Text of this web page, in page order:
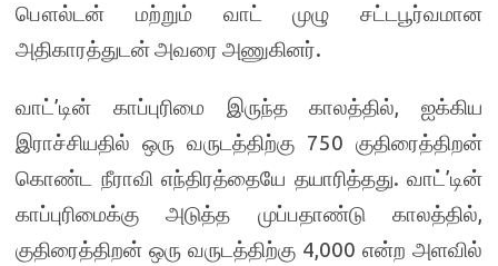
பௌல்டன் மற்றும் வாட் முழு சட்டபூர்வமான
அதிகாரத்துடன் அவரை அணுகினர்.
வாட்’டின் காப்புரிமை இருந்த காலத்தில், ஐக்கிய
இராச்சியதில் ஒரு வருடத்திற்கு 750 குதிரைத்திறன்
கொண்ட நீராவி எந்திரத்தையே தயாரித்தது. வாட்’டின்
காப்புரிமைக்கு அடுத்த முப்பதாண்டு காலத்தில்,
குதிரைத்திறன் ஒரு வருடத்திற்கு 4,000 என்ற அளவில்